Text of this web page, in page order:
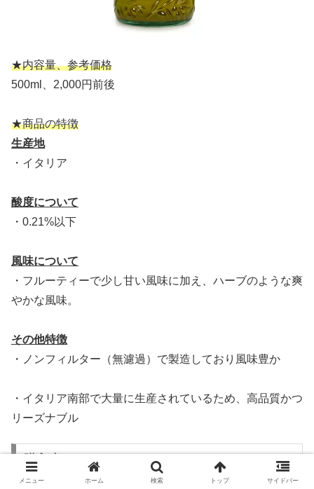
★内容量、参考価格
500ml、2,000円前後
★商品の特徴
生産地
・イタリア
酸度について
・0.21%以下
風味について
・フルーティーで少し甘い風味に加え、ハーブのような爽
やかな風味。
その他特徴
・ノンフィルター（無濾過）で製造しており風味豊か
・イタリア南部で大量に生産されているため、高品質かつ
リーズナブル
購入者の口コミ
メニュー ホーム 検索 トップ サイドバー